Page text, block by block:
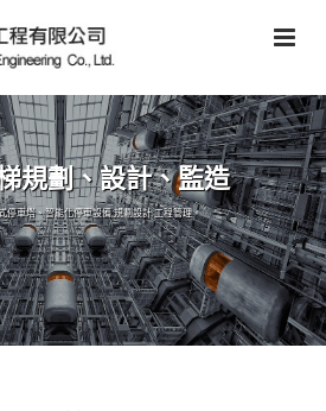
規劃、設計、監造
停車塔、智能化停車設備,規劃設計,工程管理。